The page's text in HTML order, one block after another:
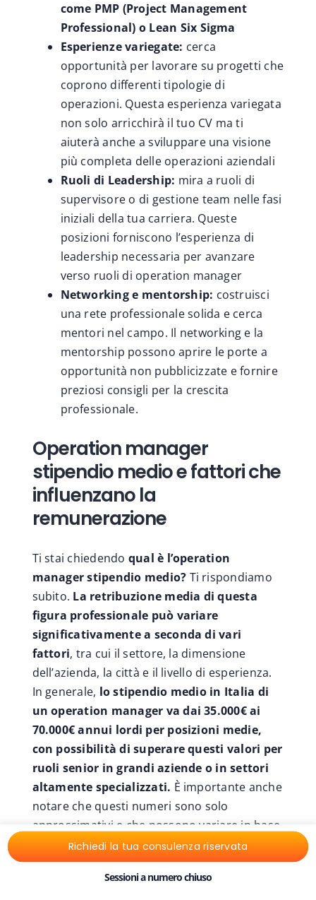
come PMP (Project Management
Professional) o Lean Six Sigma
Esperienze variegate: cerca
opportunità per lavorare su progetti che
coprono differenti tipologie di
operazioni. Questa esperienza variegata
non solo arricchirà il tuo CV ma ti
aiuterà anche a sviluppare una visione
più completa delle operazioni aziendali
Ruoli di Leadership: mira a ruoli di
supervisore o di gestione team nelle fasi
iniziali della tua carriera. Queste
posizioni forniscono l’esperienza di
leadership necessaria per avanzare
verso ruoli di operation manager
Networking e mentorship: costruisci
una rete professionale solida e cerca
mentori nel campo. Il networking e la
mentorship possono aprire le porte a
opportunità non pubblicizzate e fornire
preziosi consigli per la crescita
professionale.
Operation manager
stipendio medio e fattori che
influenzano la
remunerazione
Ti stai chiedendo qual è l’operation
manager stipendio medio? Ti rispondiamo
subito. La retribuzione media di questa
figura professionale può variare
significativamente a seconda di vari
fattori, tra cui il settore, la dimensione
dell’azienda, la città e il livello di esperienza.
In generale, lo stipendio medio in Italia di
un operation manager va dai 35.000€ ai
70.000€ annui lordi per posizioni medie,
con possibilità di superare questi valori per
ruoli senior in grandi aziende o in settori
altamente specializzati. È importante anche
notare che questi numeri sono solo
approssimativi e che possono variare in base
alle dinamiche del mercato del lavoro e
all’evoluzione economica.
Richiedi la tua consulenza riservata
Sessioni a numero chiuso